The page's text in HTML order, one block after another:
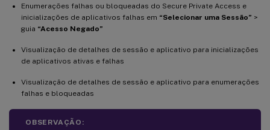
Enumerações falhas ou bloqueadas do Secure Private Access e
inicializações de aplicativos falhas em “Selecionar uma Sessão” >
guia “Acesso Negado”
Visualização de detalhes de sessão e aplicativo para inicializações
de aplicativos ativas e falhas
Visualização de detalhes de sessão e aplicativo para enumerações
falhas e bloqueadas
OBSERVAÇÃO: